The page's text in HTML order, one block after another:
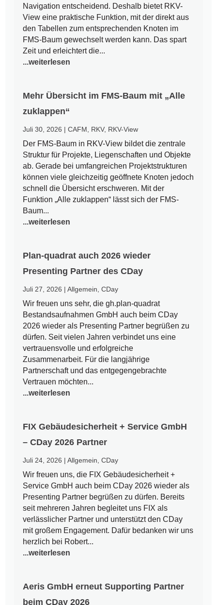
Navigation entscheidend. Deshalb bietet RKV-
View eine praktische Funktion, mit der direkt aus
den Tabellen zum entsprechenden Knoten im
FMS-Baum gewechselt werden kann. Das spart
Zeit und erleichtert die...
...weiterlesen
Mehr Übersicht im FMS-Baum mit „Alle
zuklappen“
Juli 30, 2026 |CAFM RKV, RKV-View
Der FMS-Baum in RKV-View bildet die zentrale
Struktur für Projekte, Liegenschaften und Objekte
ab. Gerade bei umfangreichen Projektstrukturen
können viele gleichzeitig geöffnete Knoten jedoch
schnell die Übersicht erschweren. Mit der
Funktion „Alle zuklappen“ lässt sich der FMS-
Baum...
...weiterlesen
Plan-quadrat auch 2026 wieder
Presenting Partner des CDay
Juli 27, 2026 |Allgemein ,CDay
Wir freuen uns sehr, die gh.plan-quadrat
Bestandsaufnahmen GmbH auch beim CDay
2026 wieder als Presenting Partner begrüßen zu
dürfen. Seit vielen Jahren verbindet uns eine
vertrauensvolle und erfolgreiche
Zusammenarbeit. Für die langjährige
Partnerschaft und das entgegengebrachte
Vertrauen möchten...
...weiterlesen
FIX Gebäudesicherheit + Service GmbH
– CDay 2026 Partner
Juli 24, 2026 |Allgemein ,CDay
Wir freuen uns, die FIX Gebäudesicherheit +
Service GmbH auch beim CDay 2026 wieder als
Presenting Partner begrüßen zu dürfen. Bereits
seit mehreren Jahren begleitet uns FIX als
verlässlicher Partner und unterstützt den CDay
mit großem Engagement. Dafür bedanken wir uns
herzlich bei Robert...
...weiterlesen
Aeris GmbH erneut Supporting Partner
beim CDay 2026